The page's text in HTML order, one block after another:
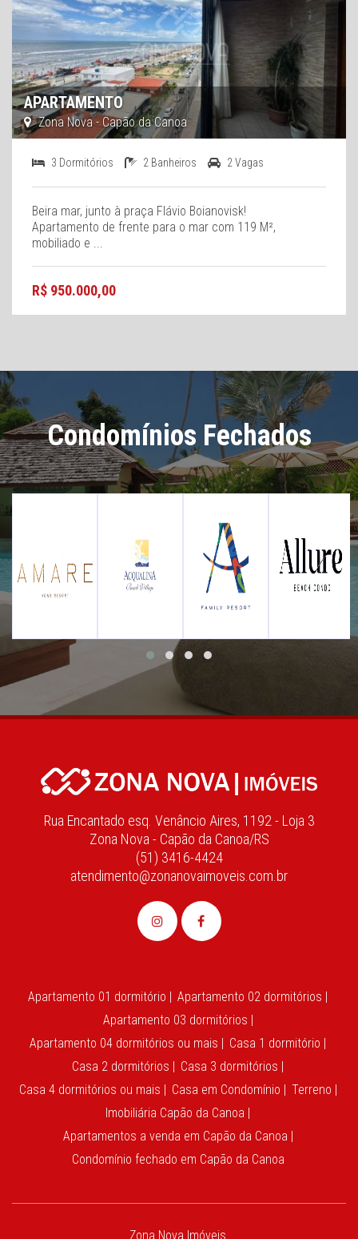
APARTAMENTO
Zona Nova - Capão da Canoa
3 Dormitórios 2 Banheiros 2 Vagas
Beira mar, junto à praça Flávio Boianovisk!
Apartamento de frente para o mar com 119 M²,
mobiliado e ...
R$ 950.000,00
Condomínios Fechados
Rua Encantado esq. Venâncio Aires, 1192 - Loja 3
Zona Nova - Capão da Canoa/RS
(51) 3416-4424
atendimento@zonanovaimoveis.com.br
Apartamento 01 dormitório | Apartamento 02 dormitórios |
Apartamento 03 dormitórios |
Apartamento 04 dormitórios ou mais | Casa 1 dormitório |
Casa 2 dormitórios | Casa 3 dormitórios |
Casa 4 dormitórios ou mais | Casa em Condomínio | Terreno |
Imobiliária Capão da Canoa |
Apartamentos a venda em Capão da Canoa |
Condomínio fechado em Capão da Canoa
Zona Nova Imóveis.